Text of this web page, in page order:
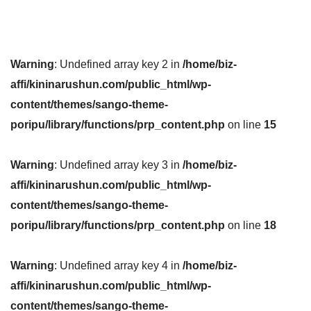
Warning: Undefined array key 2 in /home/biz-
affi/kininarushun.com/public_html/wp-
content/themes/sango-theme-
poripu/library/functions/prp_content.php on line 15
Warning: Undefined array key 3 in /home/biz-
affi/kininarushun.com/public_html/wp-
content/themes/sango-theme-
poripu/library/functions/prp_content.php on line 18
Warning: Undefined array key 4 in /home/biz-
affi/kininarushun.com/public_html/wp-
content/themes/sango-theme-